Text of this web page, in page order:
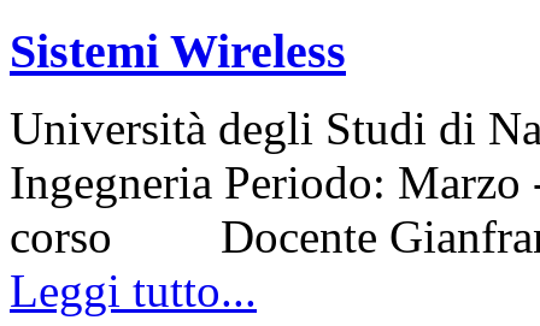
Sistemi Wireless
Università degli Studi di
Ingegneria Periodo:
corso Docente
Leggi tutto...